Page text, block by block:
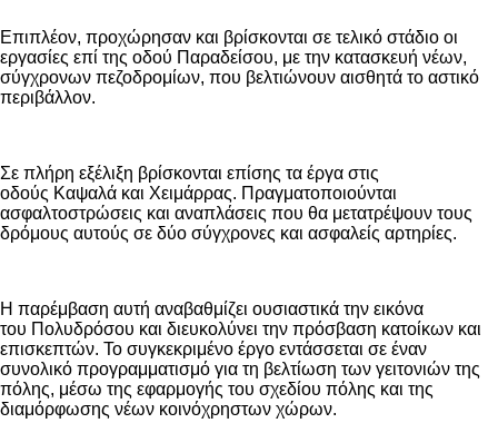
Επιπλέον, προχώρησαν και βρίσκονται σε τελικό στάδιο οι
εργασίες επί της οδού Παραδείσου, με την κατασκευή νέων,
σύγχρονων πεζοδρομίων, που βελτιώνουν αισθητά το αστικό
περιβάλλον.
Σε πλήρη εξέλιξη βρίσκονται επίσης τα έργα στις
οδούς Καψαλά και Χειμάρρας. Πραγματοποιούνται
ασφαλτοστρώσεις και αναπλάσεις που θα μετατρέψουν τους
δρόμους αυτούς σε δύο σύγχρονες και ασφαλείς αρτηρίες.
Η παρέμβαση αυτή αναβαθμίζει ουσιαστικά την εικόνα
του Πολυδρόσου και διευκολύνει την πρόσβαση κατοίκων και
επισκεπτών. Το συγκεκριμένο έργο εντάσσεται σε έναν
συνολικό προγραμματισμό για τη βελτίωση των γειτονιών της
πόλης, μέσω της εφαρμογής του σχεδίου πόλης και της
διαμόρφωσης νέων κοινόχρηστων χώρων.